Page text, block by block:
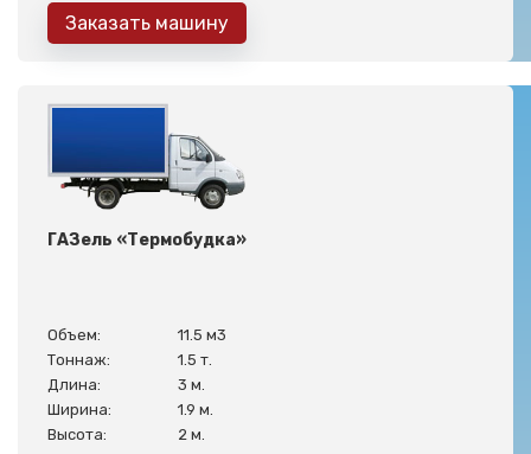
Заказать машину
ГАЗель «Термобудка»
Объем:
11.5 м3
Тоннаж:
1.5 т.
Длина:
3 м.
Ширина:
1.9 м.
Высота:
2 м.